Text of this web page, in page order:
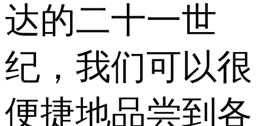
达的二十一世
纪，我们可以很
便捷地品尝到各